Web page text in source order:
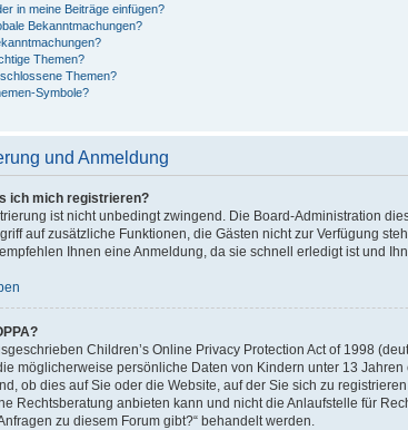
in meine Beiträge einfügen?
Bekanntmachungen?
Themen?
Themen?
Symbole?
und Anmeldung
ich mich registrieren?
ist nicht unbedingt zwingend. Die Board-Administration
auf zusätzliche Funktionen, die Gästen nicht zur Verfügung
Ihnen eine Anmeldung, da sie schnell erledigt ist und
Children’s Online Privacy Protection Act of 1998
möglicherweise persönliche Daten von Kindern unter 13
ob dies auf Sie oder die Website, auf der Sie sich zu
Rechtsberatung anbieten kann und nicht die Anlaufstelle für
zu diesem Forum gibt?“ behandelt werden.